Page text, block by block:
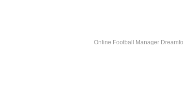
Online Football Manager